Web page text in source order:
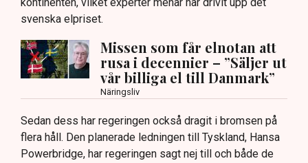
kontinenten, vilket experter menar har drivit upp det
svenska elpriset.
Missen som får elnotan att
rusa i decennier – ”Säljer ut
vår billiga el till Danmark”
Näringsliv
Sedan dess har regeringen också dragit i bromsen på
flera håll. Den planerade ledningen till Tyskland, Hansa
Powerbridge, har regeringen sagt nej till och både de